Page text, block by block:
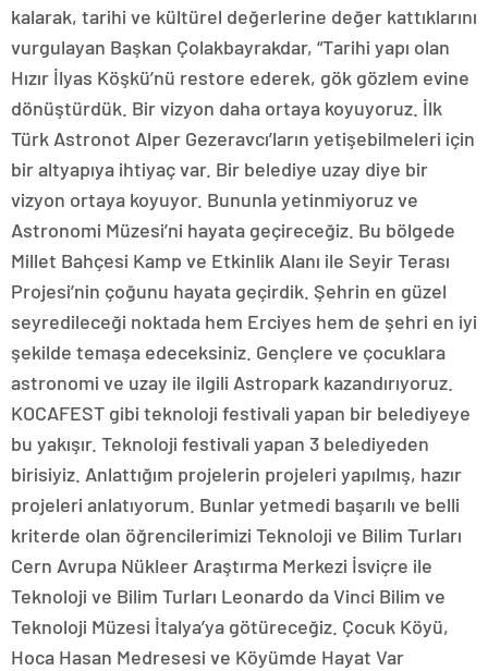
kalarak, tarihi ve kültürel değerlerine değer kattıklarını
vurgulayan Başkan Çolakbayrakdar, “Tarihi yapı olan
Hızır İlyas Köşkü’nü restore ederek, gök gözlem evine
dönüştürdük. Bir vizyon daha ortaya koyuyoruz. İlk
Türk Astronot Alper Gezeravcı’ların yetişebilmeleri için
bir altyapıya ihtiyaç var. Bir belediye uzay diye bir
vizyon ortaya koyuyor. Bununla yetinmiyoruz ve
Astronomi Müzesi’ni hayata geçireceğiz. Bu bölgede
Millet Bahçesi Kamp ve Etkinlik Alanı ile Seyir Terası
Projesi’nin çoğunu hayata geçirdik. Şehrin en güzel
seyredileceği noktada hem Erciyes hem de şehri en iyi
şekilde temaşa edeceksiniz. Gençlere ve çocuklara
astronomi ve uzay ile ilgili Astropark kazandırıyoruz.
KOCAFEST gibi teknoloji festivali yapan bir belediyeye
bu yakışır. Teknoloji festivali yapan 3 belediyeden
birisiyiz. Anlattığım projelerin projeleri yapılmış, hazır
projeleri anlatıyorum. Bunlar yetmedi başarılı ve belli
kriterde olan öğrencilerimizi Teknoloji ve Bilim Turları
Cern Avrupa Nükleer Araştırma Merkezi İsviçre ile
Teknoloji ve Bilim Turları Leonardo da Vinci Bilim ve
Teknoloji Müzesi İtalya’ya götüreceğiz. Çocuk Köyü,
Hoca Hasan Medresesi ve Köyümde Hayat Var